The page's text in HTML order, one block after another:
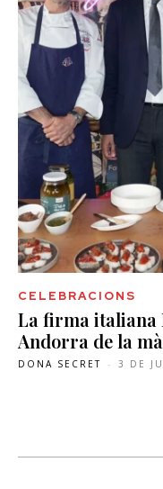
CELEBRACIONS
La firma italiana
Andorra de la
DONA SECRET - 3 DE